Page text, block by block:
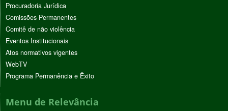
Procuradoria Jurídica
Comissões Permanentes
Comitê de não violência
Eventos Institucionais
Atos normativos vigentes
WebTV
Programa Permanência e Êxito
Menu de Relevância